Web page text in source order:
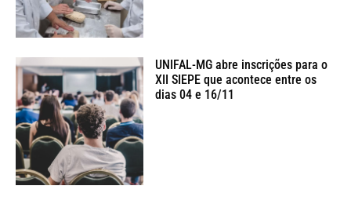
UNIFAL-MG abre inscrições para o
XII SIEPE que acontece entre os
dias 04 e 16/11